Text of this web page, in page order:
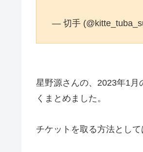
— 切手
星野源さんの、2023年1
くまとめました。
チケットを取る方法とし